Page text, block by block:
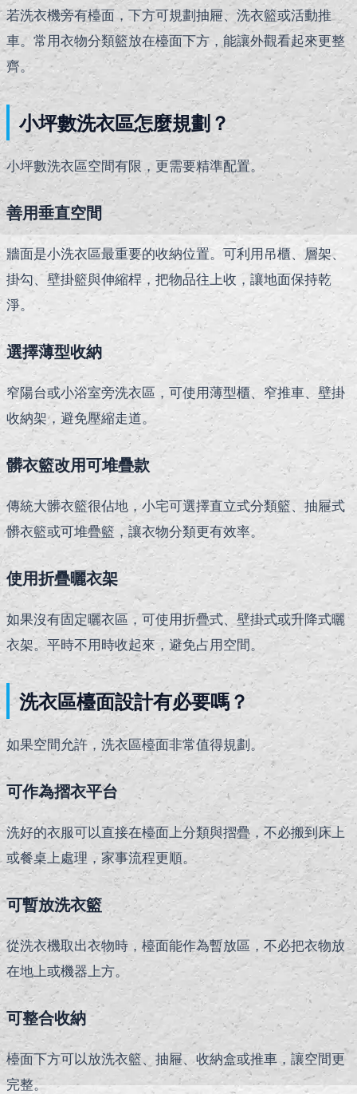
若洗衣機旁有檯面，下方可規劃抽屜、洗衣籃或活動推
車。常用衣物分類籃放在檯面下方，能讓外觀看起來更整
齊。
小坪數洗衣區怎麼規劃？
小坪數洗衣區空間有限，更需要精準配置。
善用垂直空間
牆面是小洗衣區最重要的收納位置。可利用吊櫃、層架、
掛勾、壁掛籃與伸縮桿，把物品往上收，讓地面保持乾
淨。
選擇薄型收納
窄陽台或小浴室旁洗衣區，可使用薄型櫃、窄推車、壁掛
收納架，避免壓縮走道。
髒衣籃改用可堆疊款
傳統大髒衣籃很佔地，小宅可選擇直立式分類籃、抽屜式
髒衣籃或可堆疊籃，讓衣物分類更有效率。
使用折疊曬衣架
如果沒有固定曬衣區，可使用折疊式、壁掛式或升降式曬
衣架。平時不用時收起來，避免占用空間。
洗衣區檯面設計有必要嗎？
如果空間允許，洗衣區檯面非常值得規劃。
可作為摺衣平台
洗好的衣服可以直接在檯面上分類與摺疊，不必搬到床上
或餐桌上處理，家事流程更順。
可暫放洗衣籃
從洗衣機取出衣物時，檯面能作為暫放區，不必把衣物放
在地上或機器上方。
可整合收納
檯面下方可以放洗衣籃、抽屜、收納盒或推車，讓空間更
完整。